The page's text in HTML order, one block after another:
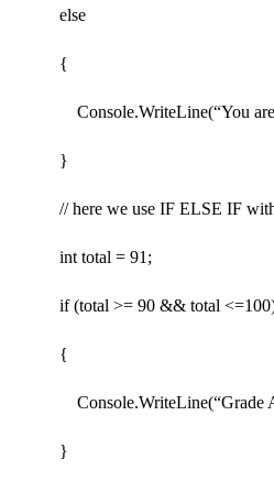
else
{
Console.WriteLine(“You are
}
// here we use IF ELSE IF with
int total = 91;
if (total >= 90 && total
{
Console.WriteLine(“Grade
}